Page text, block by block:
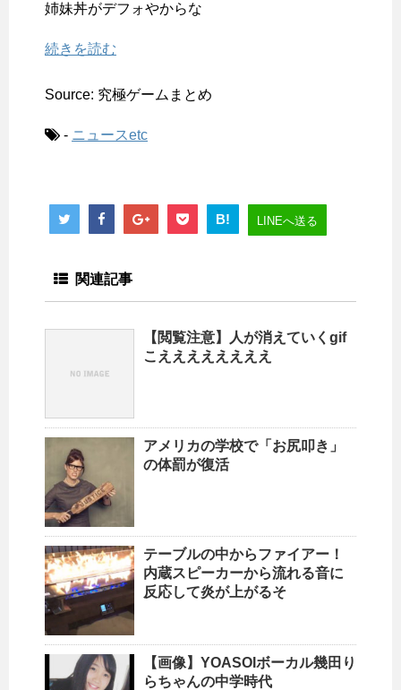
姉妹丼がデフォやからな
続きを読む
Source: 究極ゲームまとめ
- ニュースetc
B! LINEへ送る
関連記事
【閲覧注意】人が消えていくgif
こええええええええ
アメリカの学校で「お尻叩き」
の体罰が復活
テーブルの中からファイアー！
内蔵スピーカーから流れる音に
反応して炎が上がるそ
【画像】YOASOIボーカル幾田り
らちゃんの中学時代